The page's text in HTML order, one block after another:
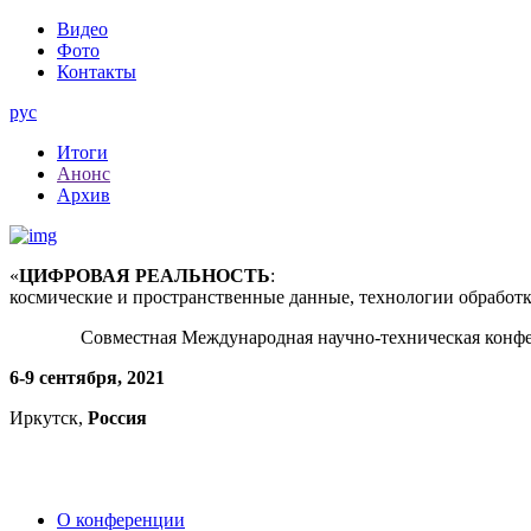
Видео
Фото
Контакты
рус
Итоги
Анонс
Архив
«ЦИФРОВАЯ РЕАЛЬНОСТЬ:
космические и пространственные данные, технологии
Совместная Международная научно-техническая
6-9 сентября, 2021
Иркутск, Россия
О конференции